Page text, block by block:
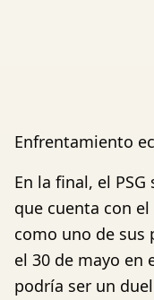
Enfrentamiento
En la final, el
que cuenta con
como uno de sus
el 30 de mayo en
podría ser un